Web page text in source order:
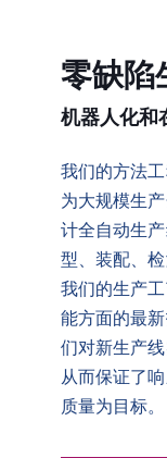
零缺陷
机器人化和
我们的方法
为大规模生
计全自动生
型、装配、检
我们的生产
能方面的最
们对新生产
从而保证了
质量为目标。